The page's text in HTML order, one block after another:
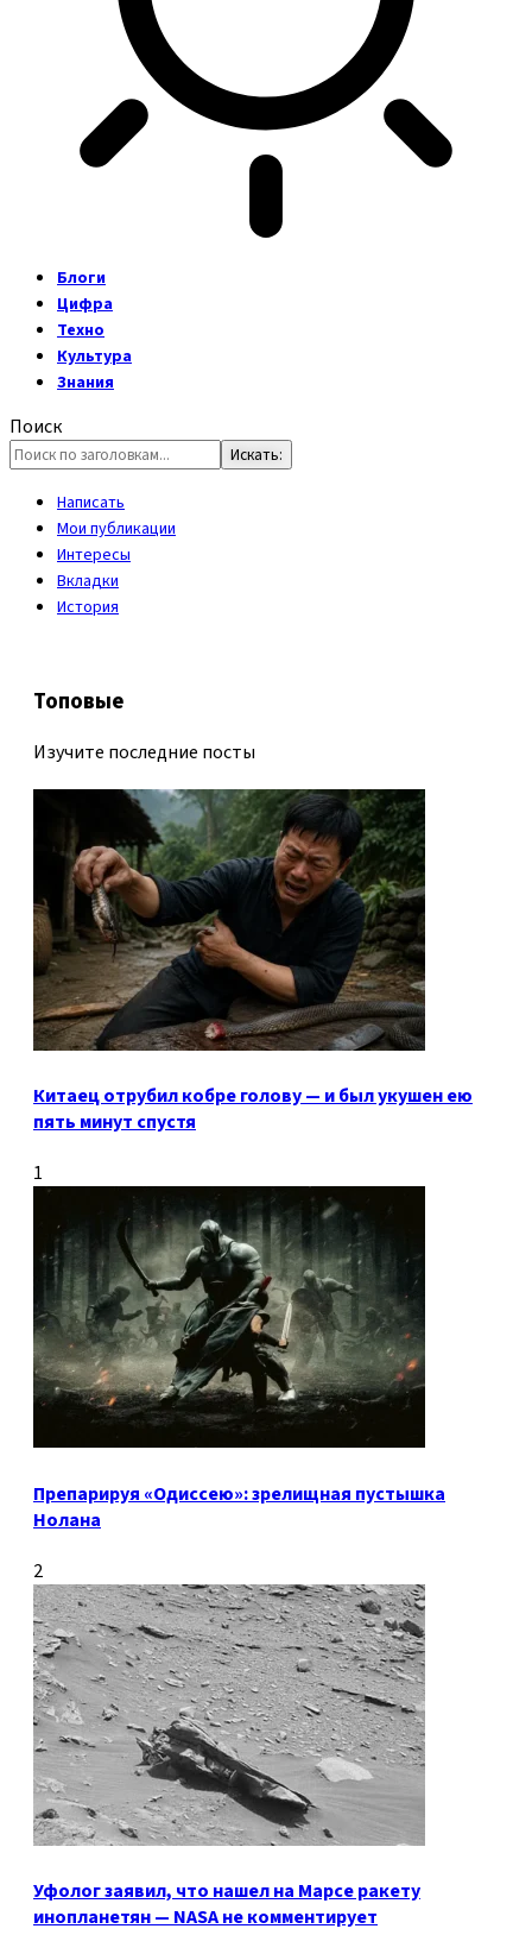
Блоги
Цифра
Техно
Культура
Знания
Поиск
Написать
Мои публикации
Интересы
Вкладки
История
Топовые
Изучите последние посты
Китаец отрубил кобре голову — и был укушен ею
пять минут спустя
1
Препарируя «Одиссею»: зрелищная пустышка
Нолана
2
Уфолог заявил, что нашел на Марсе ракету
инопланетян — NASA не комментирует